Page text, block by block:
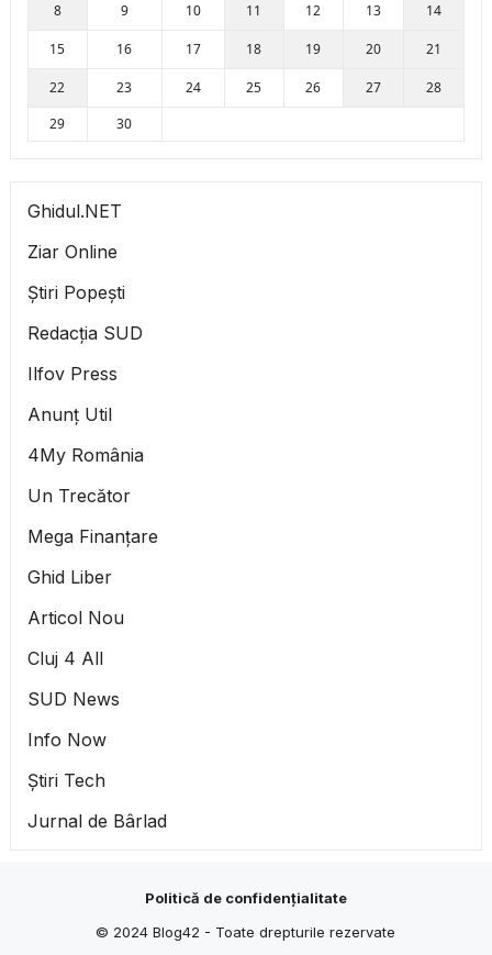
8 9 10 11 12 13 14
15 16 17 18 19 20 21
22 23 24 25 26 27
28
29
30
Ghidul.NET
Ziar Online
Știri Popești
Redacția SUD
Ilfov Press
Anunț Util
4My România
Un Trecător
Mega Finanțare
Ghid Liber
Articol Nou
Cluj 4 All
SUD News
Info Now
Știri Tech
Jurnal de Bârlad
Politică de confidențialitate
© 2024Blog42 - Toate drepturile rezervate